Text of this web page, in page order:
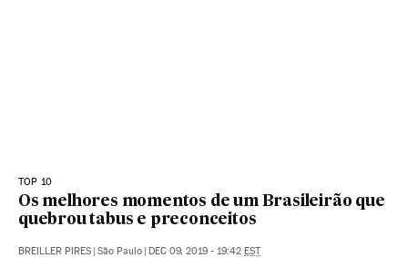
TOP 10
Os melhores momentos de um Brasileirão que
quebrou tabus e preconceitos
BREILLER PIRES | São Paulo | DEC 09, 2019 - 19:42 EST